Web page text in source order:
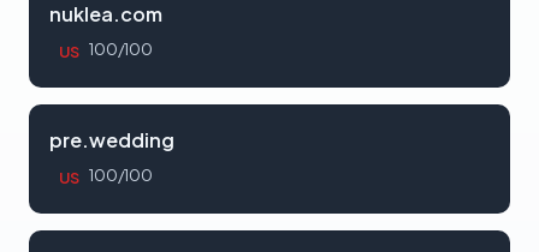
nuklea.com
US 100/100
pre.wedding
US 100/100